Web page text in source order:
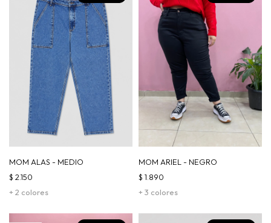
MOM ALAS - MEDIO
+ 2 colores
$ 2.150
MOM ARIEL - NEGRO
+ 3 colores
$ 1.890